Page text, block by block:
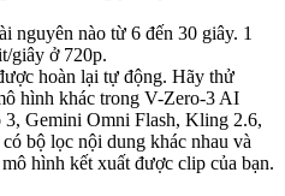
nguyên nào từ 6 đến 30 giây. 1
giây ở 720p.
hoàn lại tự động. Hãy thử
hình khác trong V-Zero-3 AI
3, Gemini Omni Flash, Kling 2.6,
bộ lọc nội dung khác nhau và
hình kết xuất được clip của bạn.